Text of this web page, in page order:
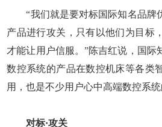
“我们就是要对标国际知名品牌
产品进行攻关，只有以他们为目标
才能让用户信服。”陈吉红说，国际
数控系统的产品在数控机床等各类
用，也是不少用户心中高端数控系统
对标·攻关